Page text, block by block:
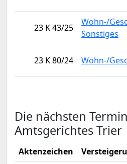
23 K 43/25
Wohn-/
Sonstiges
23 K 80/24 Wohn-/
Die nächsten
Amtsgerichtes Trier
Aktenzeichen